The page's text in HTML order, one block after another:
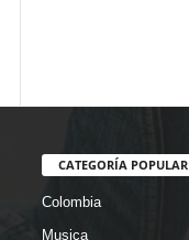
CATEGORÍA POPULAR
Colombia
Musica